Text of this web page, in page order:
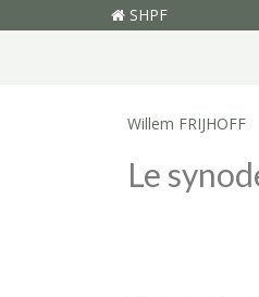
SHPF
Willem FRIJHOFF
Le